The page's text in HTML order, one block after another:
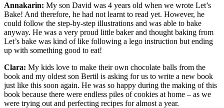
Annakarin: My son David was 4 years old when we wrote Let’s
Bake! And therefore, he had not learnt to read yet. However, he
could follow the step-by-step illustrations and was able to bake
anyway. He was a very proud little baker and thought baking from
Let’s bake was kind of like following a lego instruction but ending
up with something good to eat!
Clara: My kids love to make their own chocolate balls from the
book and my oldest son Bertil is asking for us to write a new book
just like this soon again. He was so happy during the making of this
book because there were endless piles of cookies at home – as we
were trying out and perfecting recipes for almost a year.